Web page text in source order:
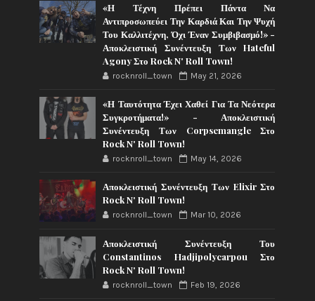
«Η Τέχνη Πρέπει Πάντα Να
Αντιπροσωπεύει Την Καρδιά Και Την Ψυχή
Του Καλλιτέχνη, Όχι Έναν Συμβιβασμό!» -
Αποκλειστική Συνέντευξη Των Hateful
Agony Στο Rock N' Roll Town!
rocknroll_town May 21, 2026
«Η Ταυτότητα Έχει Χαθεί Για Τα Νεότερα
Συγκροτήματα!» - Αποκλειστική
Συνέντευξη Των Corpsemangle Στο
Rock N' Roll Town!
rocknroll_town May 14, 2026
Αποκλειστική Συνέντευξη Των Elixir Στο
Rock N' Roll Town!
rocknroll_town Mar 10, 2026
Αποκλειστική Συνέντευξη Του
Constantinos Hadjipolycarpou Στο
Rock N' Roll Town!
rocknroll_town Feb 19, 2026